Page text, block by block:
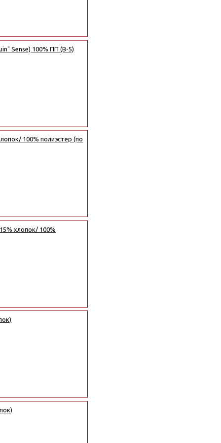
Sense) 100% ПП (B-5)
100% полиэстер (по
хлопок/ 100%